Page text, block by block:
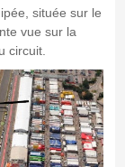
située sur le
vue sur la
circuit.